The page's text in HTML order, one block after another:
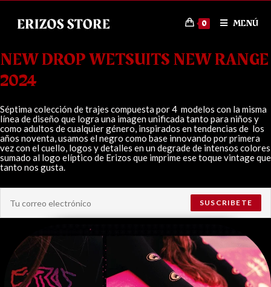
0 MENÚ
NEW DROP WETSUITS NEW RANGE
2024
Séptima colección de trajes compuesta por 4 modelos con la misma
línea de diseño que logra una imagen unificada tanto para niños y
como adultos de cualquier género, inspirados en tendencias de los
años noventa, usamos el negro como base innovando por primera
vez con el cuello, logos y detalles en un degrade de intensos colores
sumado al logo elíptico de Erizos que imprime ese toque vintage que
tanto nos gusta.
SUSCRIBETE